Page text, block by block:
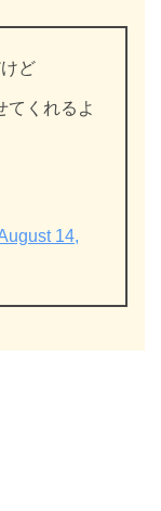
ど
てくれるよ
14,